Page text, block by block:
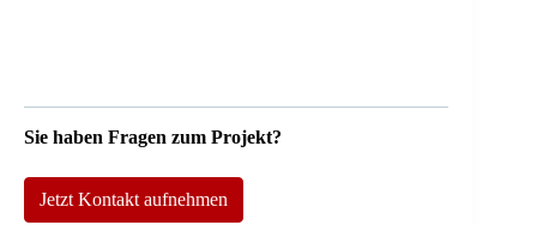
Sie haben Fragen zum Projekt?
Jetzt Kontakt aufnehmen